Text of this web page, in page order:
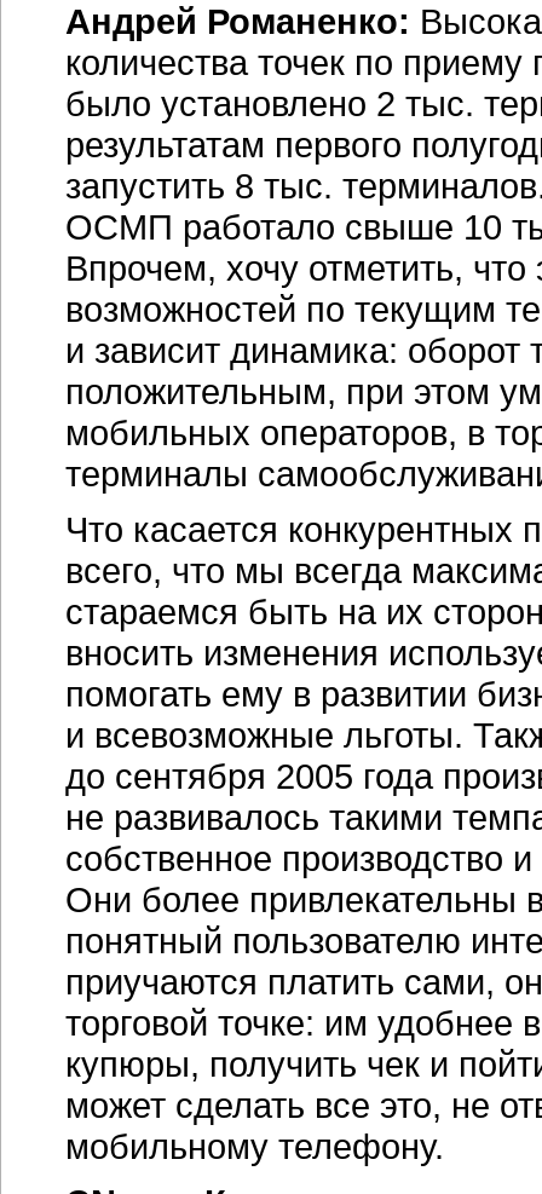
Андрей Романенко:
количества точек по
было установлено 2 тыс.
результатам первого
запустить 8 тыс.
ОСМП работало свыше 10
Впрочем, хочу отметить,
возможностей по текущим
и зависит динамика: оборот
положительным, при этом
мобильных операторов, в
терминалы
Что касается
всего, что мы всегда
стараемся быть на их
вносить изменения
помогать ему в развитии
и всевозможные льготы.
до сентября 2005 года
не развивалось такими
собственное производство
Они более привлекательны
понятный пользователю
приучаются платить сами,
торговой точке: им удобнее
купюры, получить чек и
может сделать все это, не
мобильному телефону.